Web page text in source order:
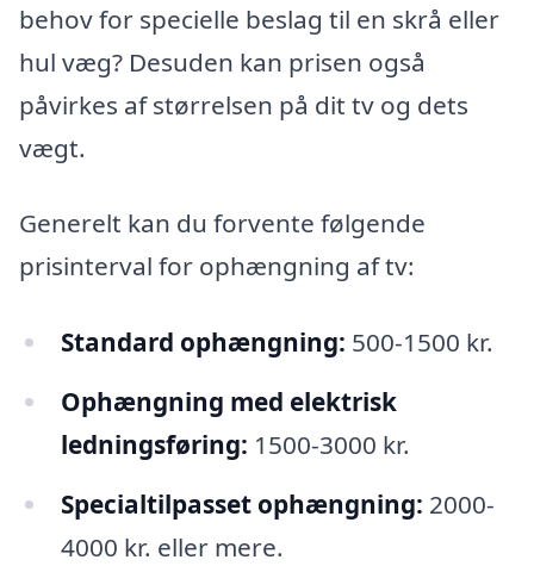
behov for specielle beslag til en skrå eller
hul væg? Desuden kan prisen også
påvirkes af størrelsen på dit tv og dets
vægt.
Generelt kan du forvente følgende
prisinterval for ophængning af tv:
Standard ophængning: 500-1500 kr.
Ophængning med elektrisk
ledningsføring: 1500-3000 kr.
Specialtilpasset ophængning: 2000-
4000 kr. eller mere.